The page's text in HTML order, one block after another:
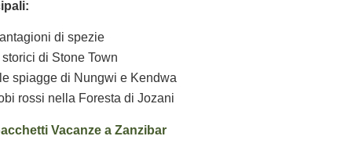
di spezie
di Stone Town
spiagge di Nungwi e Kendwa
rossi nella Foresta di Jozani
Vacanze a Zanzibar